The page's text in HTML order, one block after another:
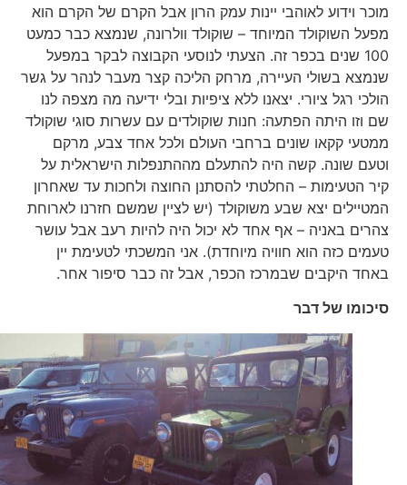
מוכר וידוע לאוהבי יינות עמק הרון אבל הקרם של הקרם הוא
מפעל השוקולד המיוחד – שוקולד וולרונה, שנמצא כבר כמעט
100 שנים בכפר זה. הצעתי לנוסעי הקבוצה לבקר במפעל
שנמצא בשולי העיירה, מרחק הליכה קצר מעבר לנהר על גשר
הולכי רגל ציורי. יצאנו ללא ציפיות ובלי ידיעה מה מצפה לנו
שם וזו היתה הפתעה: חנות שוקולדים עם עשרות סוגי שוקולד
ממטעי קקאו שונים ברחבי העולם ולכל אחד צבע, מרקם
וטעם שונה. קשה היה להתעלם מההתנפלות הישראלית על
קיר הטעימות – החלטתי להסתנן החוצה ולחכות עד שאחרון
המטיילים יצא שבע משוקולד (יש לציין שמשם חזרנו לארוחת
צהרים באניה – אף אחד לא יכול היה להיות רעב אבל עושר
טעמים כזה הוא חוויה מיוחדת). אני המשכתי לטעימת יין
באחד היקבים שבמרכז הכפר, אבל זה כבר סיפור אחר.
סיכומו של דבר